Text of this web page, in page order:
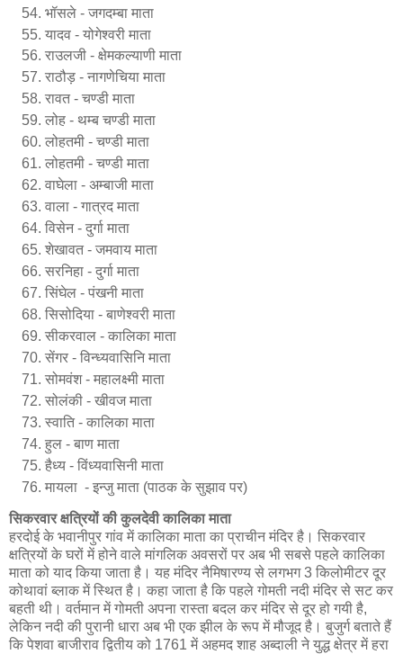
भॉसले - जगदम्बा माता
यादव - योगेश्वरी माता
राउलजी - क्षेमकल्याणी माता
राठौड़ - नागणेचिया माता
रावत - चण्डी माता
लोह - थम्ब चण्डी माता
लोहतमी - चण्डी माता
लोहतमी - चण्डी माता
वाघेला - अम्बाजी माता
वाला - गात्रद माता
विसेन - दुर्गा माता
शेखावत - जमवाय माता
सरनिहा - दुर्गा माता
सिंघेल - पंखनी माता
सिसोदिया - बाणेश्वरी माता
सीकरवाल - कालिका माता
सेंगर - विन्ध्यवासिनि माता
सोमवंश - महालक्ष्मी माता
सोलंकी - खीवज माता
स्वाति - कालिका माता
हुल - बाण माता
हैध्य - विंध्यवासिनी माता
मायला - इन्जुमाता (पाठक के सुझाव पर)
सिकरवार क्षत्रियों की कुलदेवी कालिका माता
हरदोई के भवानीपुर गांव में कालिका माता का प्राचीन मंदिर है। सिकरवार
क्षत्रियों के घरों में होने वाले मांगलिक अवसरों पर अब भी सबसे पहले कालिका
माता को याद किया जाता है। यह मंदिर नैमिषारण्य से लगभग 3 किलोमीटर दूर
कोथावां ब्लाक में स्थित है। कहा जाता है कि पहले गोमती नदी मंदिर से सट कर
बहती थी। वर्तमान में गोमती अपना रास्ता बदल कर मंदिर से दूर हो गयी है,
लेकिन नदी की पुरानी धारा अब भी एक झील के रूप में मौजूद है। बुजुर्ग बताते हैं
कि पेशवा बाजीराव द्वितीय को 1761 में अहमद शाह अब्दाली ने युद्ध क्षेत्र में हरा